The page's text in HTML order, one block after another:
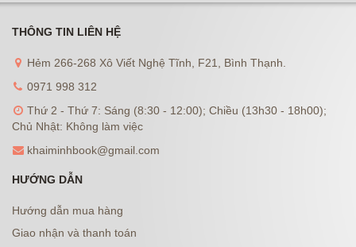
THÔNG TIN LIÊN HỆ
Hẻm 266-268 Xô Viết Nghệ Tĩnh, F21, Bình Thạnh.
0971 998 312
Thứ 2 - Thứ 7: Sáng (8:30 - 12:00); Chiều (13h30 - 18h00);
Chủ Nhật: Không làm việc
khaiminhbook@gmail.com
HƯỚNG DẪN
Hướng dẫn mua hàng
Giao nhận và thanh toán